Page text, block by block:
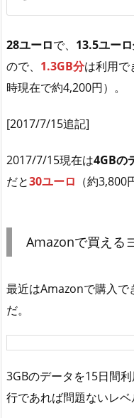
28ユーロで、 13.5ユー
ので、 1.3GB分は利用で
時現在で約4,200円）。
[2017/7/15追記]
2017/7/15現在は4GBの
だと30ユーロ （約3,800
Amazonで買える
最近はAmazonで購入で
だ。
3GBのデータを15日間
行であれば問題ないレベ